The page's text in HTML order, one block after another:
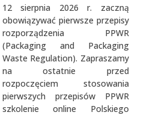
12 sierpnia 2026 r. zaczną
obowiązywać pierwsze przepisy
rozporządzenia PPWR
(Packaging and Packaging
Waste Regulation). Zapraszamy
na ostatnie przed
rozpoczęciem stosowania
pierwszych przepisów PPWR
szkolenie online Polskiego